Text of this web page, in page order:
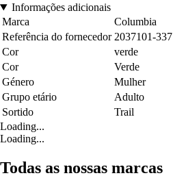
Informações adicionais
Marca
Columbia
Referência do fornecedor 2037101-337
Cor
verde
Cor
Verde
Género
Mulher
Grupo etário
Adulto
Sortido
Trail
Loading...
Loading...
Todas as nossas marcas